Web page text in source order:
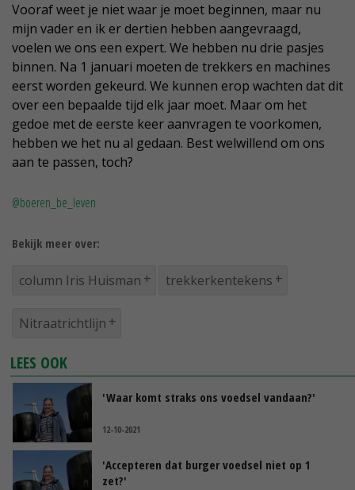
Vooraf weet je niet waar je moet beginnen, maar nu
mijn vader en ik er dertien hebben aangevraagd,
voelen we ons een expert. We hebben nu drie pasjes
binnen. Na 1 januari moeten de trekkers en machines
eerst worden gekeurd. We kunnen erop wachten dat dit
over een bepaalde tijd elk jaar moet. Maar om het
gedoe met de eerste keer aanvragen te voorkomen,
hebben we het nu al gedaan. Best welwillend om ons
aan te passen, toch?
@boeren_be_leven
Bekijk meer over:
column Iris Huisman trekkerkentekens
Nitraatrichtlijn
LEES OOK
'Waar komt straks ons voedsel vandaan?'
12-10-2021
'Accepteren dat burger voedsel niet op 1
zet?'